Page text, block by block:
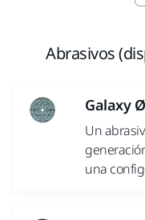
Abrasivos
Galaxy
Un
una